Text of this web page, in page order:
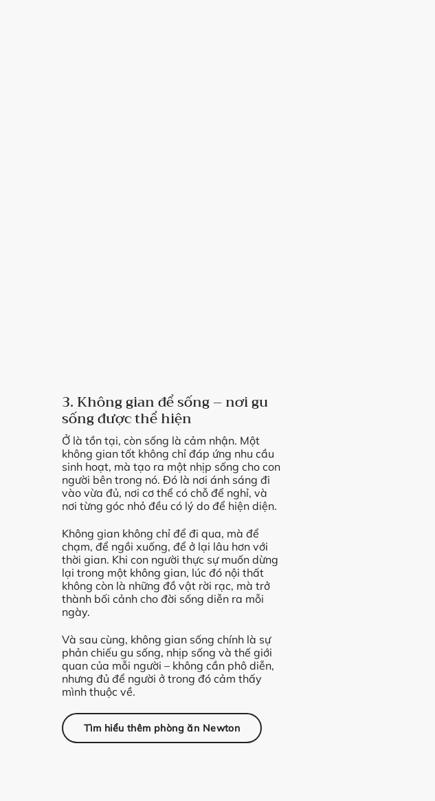
3. Không gian để sống – nơi gu
sống được thể hiện
Ở là tồn tại, còn sống là cảm nhận. Một
không gian tốt không chỉ đáp ứng nhu cầu
sinh hoạt, mà tạo ra một nhịp sống cho con
người bên trong nó. Đó là nơi ánh sáng đi
vào vừa đủ, nơi cơ thể có chỗ để nghỉ, và
nơi từng góc nhỏ đều có lý do để hiện diện.
Không gian không chỉ để đi qua, mà để
chạm, để ngồi xuống, để ở lại lâu hơn với
thời gian. Khi con người thực sự muốn dừng
lại trong một không gian, lúc đó nội thất
không còn là những đồ vật rời rạc, mà trở
thành bối cảnh cho đời sống diễn ra mỗi
ngày.
Và sau cùng, không gian sống chính là sự
phản chiếu gu sống, nhịp sống và thế giới
quan của mỗi người – không cần phô diễn,
nhưng đủ để người ở trong đó cảm thấy
mình thuộc về.
Tìm hiểu thêm phòng ăn Newton